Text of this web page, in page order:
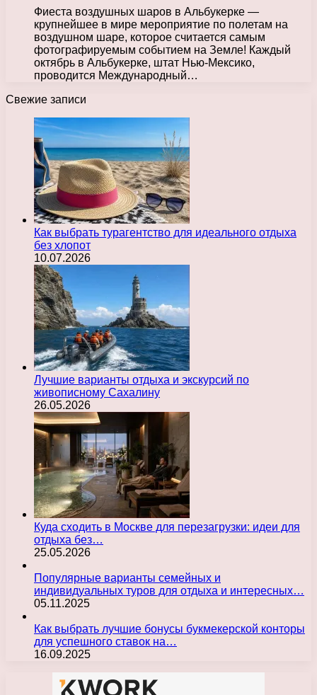
Фиеста воздушных шаров в Альбукерке —
крупнейшее в мире мероприятие по полетам на
воздушном шаре, которое считается самым
фотографируемым событием на Земле! Каждый
октябрь в Альбукерке, штат Нью-Мексико,
проводится Международный…
Свежие записи
Как выбрать турагентство для идеального отдыха
без хлопот
10.07.2026
Лучшие варианты отдыха и экскурсий по
живописному Сахалину
26.05.2026
Куда сходить в Москве для перезагрузки: идеи для
отдыха без…
25.05.2026
Популярные варианты семейных и
индивидуальных туров для отдыха и интересных…
05.11.2025
Как выбрать лучшие бонусы букмекерской конторы
для успешного ставок на…
16.09.2025